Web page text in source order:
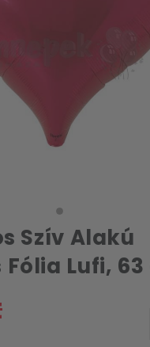
Szív Alakú
Lufi,